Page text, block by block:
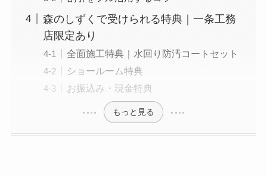
森のしずくで受けられる特典｜一条工務
店限定あり
全面施工特典｜水回り防汚コートセット
ショールーム特典
お振込み・現金特典
もっと見る